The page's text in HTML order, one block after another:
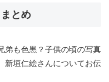
とめ
弟も色黒？子供の頃の写真
新垣仁絵さんについてお伝